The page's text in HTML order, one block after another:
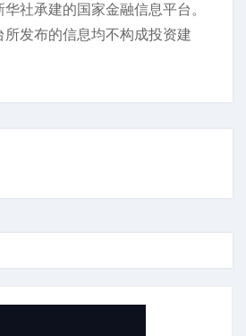
社承建的国家金融信息平台。
发布的信息均不构成投资建